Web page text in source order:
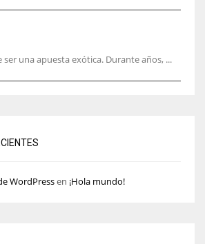
ser una apuesta exótica. Durante años, ...
WordPressen ¡Hola mundo!